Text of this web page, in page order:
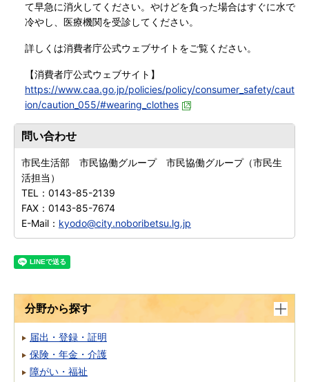
て早急に消火してください。やけどを負った場合はすぐに水で
冷やし、医療機関を受診してください。
詳しくは消費者庁公式ウェブサイトをご覧ください。
【消費者庁公式ウェブサイト】
https://www.caa.go.jp/policies/policy/consumer_safety/caut
ion/caution_055/#wearing_clothes
問い合わせ
市民生活部 市民協働グループ 市民協働グループ（市民生
活担当）
TEL： 0143-85-2139
FAX： 0143-85-7674
E-Mail： kyodo@city.noboribetsu.lg.jp
分野から探す
届出・登録・証明
保険・年金・介護
障がい・福祉